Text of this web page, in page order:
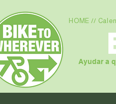
Ayudar a
HOME //